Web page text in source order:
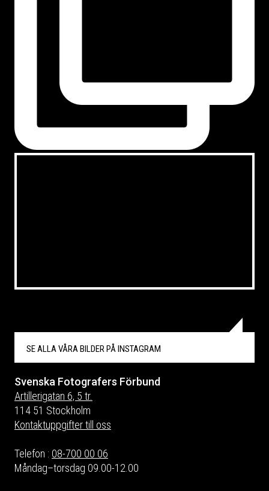
SE ALLA VÅRA BILDER PÅINSTAGRAM
Svenska Fotografers Förbund
Artillerigatan 6, 5 tr.
114 51 Stockholm
Kontaktuppgifter till oss
Telefon : 08-700 00 06
Måndag–torsdag 09.00-12.00